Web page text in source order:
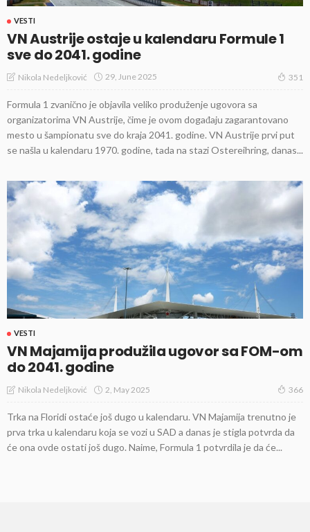
VESTI
VN Austrije ostaje u kalendaru Formule 1
sve do 2041. godine
Nikola Nedeljković 29, June 2025 351
Formula 1 zvanično je objavila veliko produženje ugovora sa
organizatorima VN Austrije, čime je ovom događaju zagarantovano
mesto u šampionatu sve do kraja 2041. godine. VN Austrije prvi put
se našla u kalendaru 1970. godine, tada na stazi Ostereihring, danas...
VESTI
VN Majamija produžila ugovor sa FOM-om
do 2041. godine
Nikola Nedeljković 2, May 2025 366
Trka na Floridi ostaće još dugo u kalendaru. VN Majamija trenutno je
prva trka u kalendaru koja se vozi u SAD a danas je stigla potvrda da
će ona ovde ostati još dugo. Naime, Formula 1 potvrdila je da će...